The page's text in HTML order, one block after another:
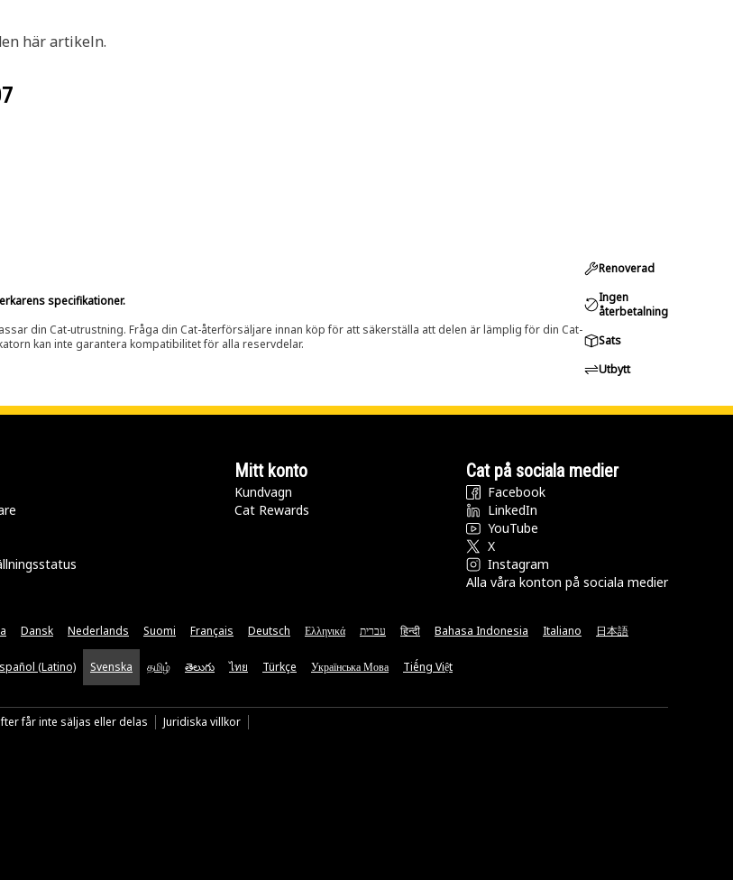
här artikeln.
specifikationer.
din Cat-utrustning. Fråga din Cat-återförsäljare innan köp för att säkerställa att delen är lämplig för din Cat-
kan inte garantera kompatibilitet för alla reservdelar.
Renoverad
Ingen
återbetalning
Sats
Utbytt
Mitt konto
Kundvagn
Cat Rewards
Cat på sociala medier
Facebook
LinkedIn
YouTube
X
Instagram
Alla våra konton på sociala medier
Dansk Nederlands Suomi Français Deutsch Ελληνικά עברית हिन्दी Bahasa Indonesia Italiano 日本語
(Latino) Svenska தமிழ் తెలుగు ไทย Türkçe Українська Мова Tiếng Việt
får inte säljas eller delas Juridiska villkor